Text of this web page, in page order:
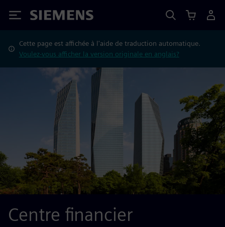
Siemens
Cette page est affichée à l'aide de traduction automatique.
Voulez-vous afficher la version originale en anglais?
Centre financier